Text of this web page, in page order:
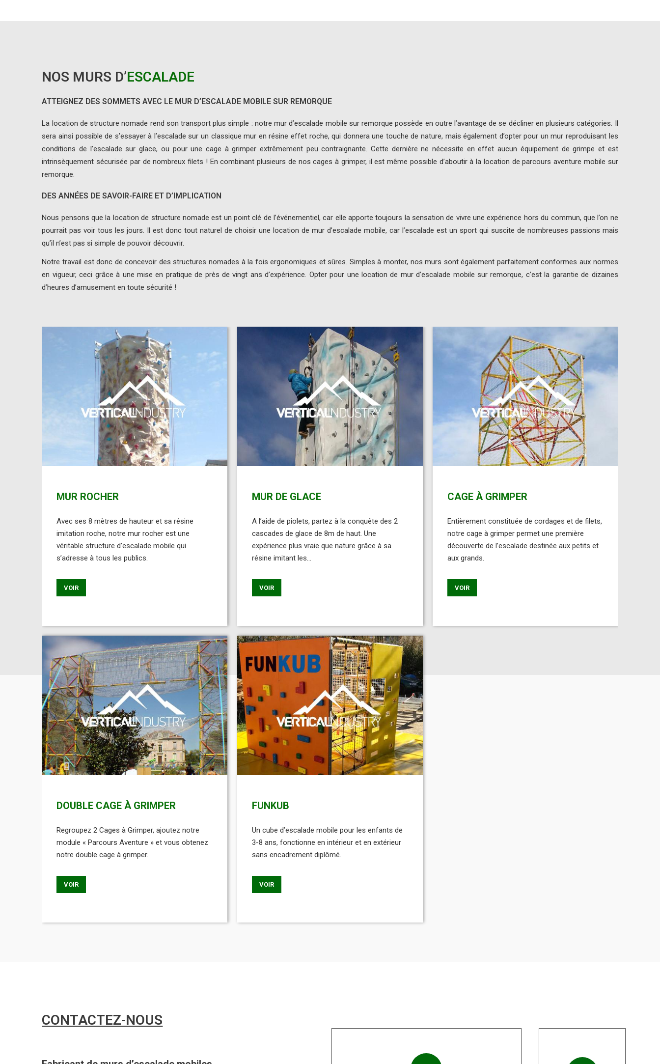
NOS MURS D’ESCALADE
ATTEIGNEZ DES SOMMETS AVEC LE MUR D’ESCALADE MOBILE SUR REMORQUE
La location de structure nomade rend son transport plus simple : notre mur d’escalade mobile sur remorque possède en outre l’avantage de se décliner en plusieurs catégories. Il
sera ainsi possible de s’essayer à l’escalade sur un classique mur en résine effet roche, qui donnera une touche de nature, mais également d’opter pour un mur reproduisant les
conditions de l’escalade sur glace, ou pour une cage à grimper extrêmement peu contraignante. Cette dernière ne nécessite en effet aucun équipement de grimpe et est
intrinsèquement sécurisée par de nombreux filets ! En combinant plusieurs de nos cages à grimper, il est même possible d’aboutir à la location de parcours aventure mobile sur
remorque.
DES ANNÉES DE SAVOIR-FAIRE ET D’IMPLICATION
Nous pensons que la location de structure nomade est un point clé de l’événementiel, car elle apporte toujours la sensation de vivre une expérience hors du commun, que l’on ne
pourrait pas voir tous les jours. Il est donc tout naturel de choisir une location de mur d’escalade mobile, car l’escalade est un sport qui suscite de nombreuses passions mais
qu’il n’est pas si simple de pouvoir découvrir.
Notre travail est donc de concevoir des structures nomades à la fois ergonomiques et sûres. Simples à monter, nos murs sont également parfaitement conformes aux normes
en vigueur, ceci grâce à une mise en pratique de près de vingt ans d’expérience. Opter pour une location de mur d’escalade mobile sur remorque, c’est la garantie de dizaines
d’heures d’amusement en toute sécurité !
MUR ROCHER
Avec ses 8 mètres de hauteur et sa résine
imitation roche, notre mur rocher est une
véritable structure d’escalade mobile qui
s’adresse à tous les publics.
VOIR
MUR DE GLACE
A l’aide de piolets, partez à la conquête des 2
cascades de glace de 8m de haut. Une
expérience plus vraie que nature grâce à sa
résine imitant les...
VOIR
CAGE À GRIMPER
Entièrement constituée de cordages et de filets,
notre cage à grimper permet une première
découverte de l’escalade destinée aux petits et
aux grands.
VOIR
DOUBLE CAGE À GRIMPER
Regroupez 2 Cages à Grimper, ajoutez notre
module « Parcours Aventure » et vous obtenez
notre double cage à grimper.
VOIR
FUNKUB
Un cube d’escalade mobile pour les enfants de
3-8 ans, fonctionne en intérieur et en extérieur
sans encadrement diplômé.
VOIR
CONTACTEZ-NOUS